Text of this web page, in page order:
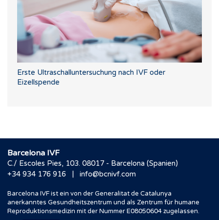
Erste Ultraschalluntersuchung nach IVF oder
Eizellspende
Barcelona IVF
C./ Escoles Pies, 103. 08017 - Barcelona (Spanien)
+34 934 176 916
| info@bcnivf.com
Barcelona IVF ist ein von der Generalitat de Catalunya
anerkanntes Gesundheitszentrum und als Zentrum für humane
Reproduktionsmedizin mit der Nummer E08050604 zugelassen.